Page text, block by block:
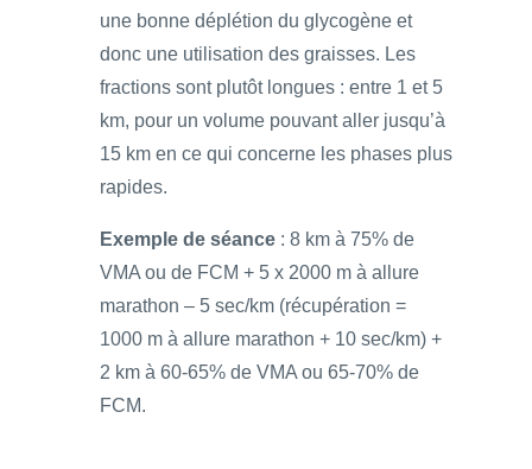
une bonne déplétion du glycogène et
donc une utilisation des graisses. Les
fractions sont plutôt longues : entre 1 et 5
km, pour un volume pouvant aller jusqu’à
15 km en ce qui concerne les phases plus
rapides.
Exemple de séance : 8 km à 75% de
VMA ou de FCM + 5 x 2000 m à allure
marathon – 5 sec/km (récupération =
1000 m à allure marathon + 10 sec/km) +
2 km à 60-65% de VMA ou 65-70% de
FCM.